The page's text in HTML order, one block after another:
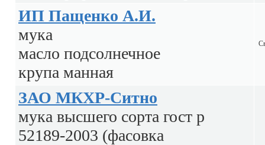
ИП Пащенко А.И.
мука
масло подсолнечное
крупа манная
ЗАО МКХР-Ситно
мука высшего сорта гост р
52189-2003 (фасовка